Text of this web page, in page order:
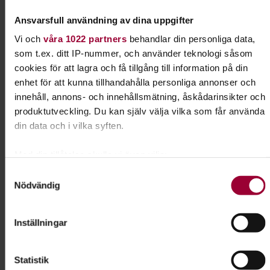
Ansvarsfull användning av dina uppgifter
Vi och våra 1022 partnersbehandlar din personliga data,
som t.ex. ditt IP-nummer, och använder teknologi såsom
cookies för att lagra och få tillgång till information på din
enhet för att kunna tillhandahålla personliga annonser och
innehåll, annons- och innehållsmätning, åskådarinsikter och
produktutveckling. Du kan själv välja vilka som får använda
din data och i vilka syften.
kan ha en noggrannhet på upp till flera meter
Ta reda på mer om hur dina personliga uppgifter behandlas
ändra eller dra tillbaka ditt samtycke när som helst från
Nödvändig
Inställningar
Statistik
Folkbildningsutvecklare Natur,
Djur & Miljö
Skicka e-post
0152-65 05 56
Visa mer
Dela: Facebook LinkedIn E-mail
Släktforskning
Sök upp dina rötter. Ta reda på mer om din